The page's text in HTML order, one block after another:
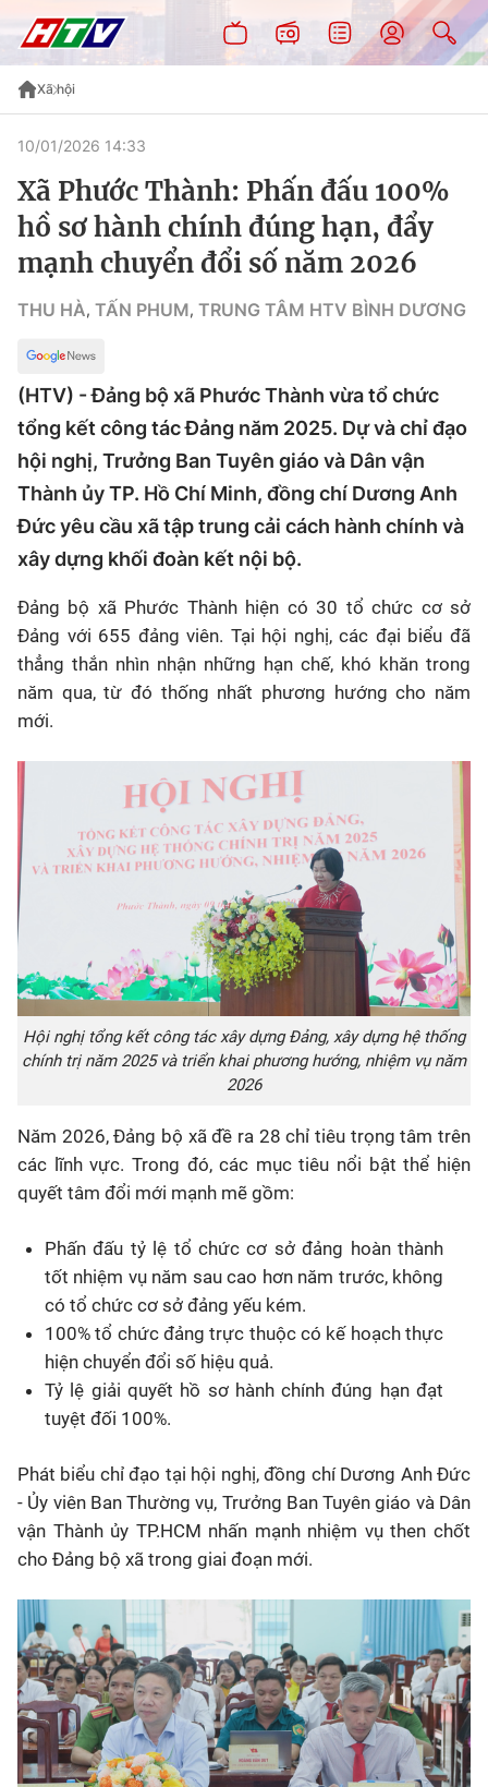
Xã hội
10/01/2026 14:33
Xã Phước Thành: Phấn đấu 100%
hồ sơ hành chính đúng hạn, đẩy
mạnh chuyển đổi số năm 2026
THU HÀ, TẤN PHUM, TRUNG TÂM HTV BÌNH DƯƠNG
(HTV) - Đảng bộ xã Phước Thành vừa tổ chức
tổng kết công tác Đảng năm 2025. Dự và chỉ đạo
hội nghị, Trưởng Ban Tuyên giáo và Dân vận
Thành ủy TP. Hồ Chí Minh, đồng chí Dương Anh
Đức yêu cầu xã tập trung cải cách hành chính và
xây dựng khối đoàn kết nội bộ.
Đảng bộ xã Phước Thành hiện có 30 tổ chức cơ sở
Đảng với 655 đảng viên. Tại hội nghị, các đại biểu đã
thẳng thắn nhìn nhận những hạn chế, khó khăn trong
năm qua, từ đó thống nhất phương hướng cho năm
mới.
Hội nghị tổng kết công tác xây dựng Đảng, xây dựng hệ thống
chính trị năm 2025 và triển khai phương hướng, nhiệm vụ năm
2026
Năm 2026, Đảng bộ xã đề ra 28 chỉ tiêu trọng tâm trên
các lĩnh vực. Trong đó, các mục tiêu nổi bật thể hiện
quyết tâm đổi mới mạnh mẽ gồm:
Phấn đấu tỷ lệ tổ chức cơ sở đảng hoàn thành
tốt nhiệm vụ năm sau cao hơn năm trước, không
có tổ chức cơ sở đảng yếu kém.
100% tổ chức đảng trực thuộc có kế hoạch thực
hiện chuyển đổi số hiệu quả.
Tỷ lệ giải quyết hồ sơ hành chính đúng hạn đạt
tuyệt đối 100%.
Phát biểu chỉ đạo tại hội nghị, đồng chí Dương Anh Đức
- Ủy viên Ban Thường vụ, Trưởng Ban Tuyên giáo và Dân
vận Thành ủy TP.HCM nhấn mạnh nhiệm vụ then chốt
cho Đảng bộ xã trong giai đoạn mới.